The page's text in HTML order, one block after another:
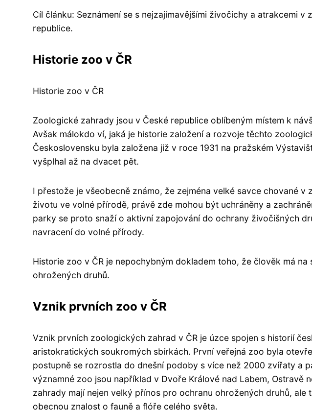
Cíl článku: Seznámení se s nejzajímavějšími živočichy a atrakcemi
republice.
Historie zoo v ČR
Historie zoo v ČR
Zoologické zahrady jsou v České republice oblíbeným místem k
Avšak málokdo ví, jaká je historie založení a rozvoje těchto
Československu byla založena již v roce 1931 na pražském
vyšplhal až na dvacet pět.
I přestože je všeobecně známo, že zejména velké savce chované v
životu ve volné přírodě, právě zde mohou být uchráněny a
parky se proto snaží o aktivní zapojování do ochrany živočišných
navracení do volné přírody.
Historie zoo v ČR je nepochybným dokladem toho, že člověk má
ohrožených druhů.
Vznik prvních zoo v ČR
Vznik prvních zoologických zahrad v ČR je úzce spojen s historií
aristokratických soukromých sbírkách. První veřejná zoo byla
postupně se rozrostla do dnešní podoby s více než 2000 zvířaty a
významné zoo jsou například v Dvoře Králové nad Labem, Ostravě
zahrady mají nejen velký přínos pro ochranu ohrožených druhů, ale
obecnou znalost o fauně a flóře celého světa.